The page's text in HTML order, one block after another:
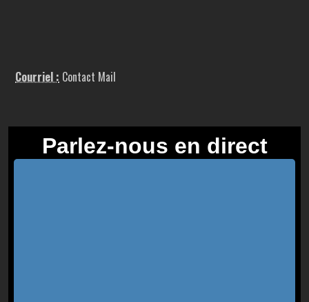
Courriel : Contact Mail